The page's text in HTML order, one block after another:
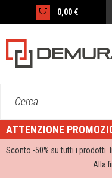
0,00 €
Cerca...
ATTENZIONE
Sconto -50% su tutti i prodotti.
Alla